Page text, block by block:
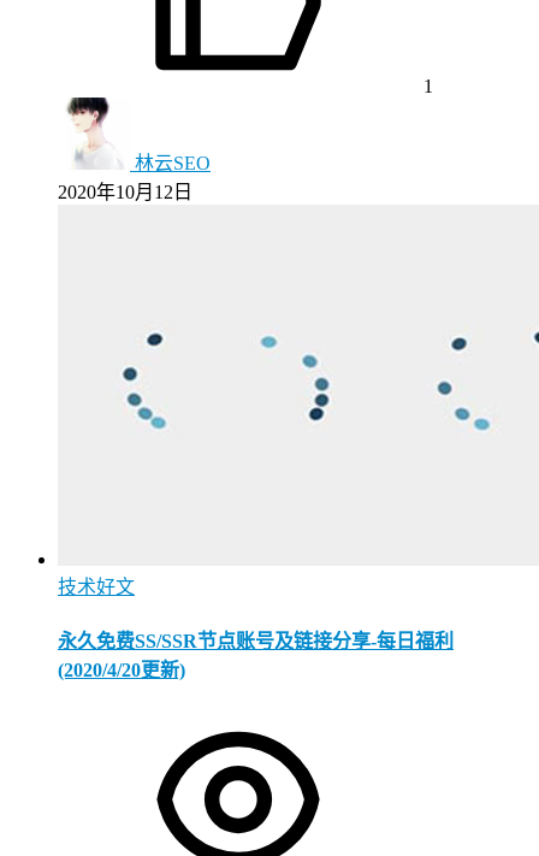
1
林云SEO
2020年10月12日
技术好文
永久免费SS/SSR节点账号及链接分享-每日福利
(2020/4/20更新)